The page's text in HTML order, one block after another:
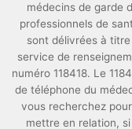
médecins de garde
professionnels de
sont délivrées à
service de
numéro 118418. Le
de téléphone du
vous recherchez
mettre en relation,